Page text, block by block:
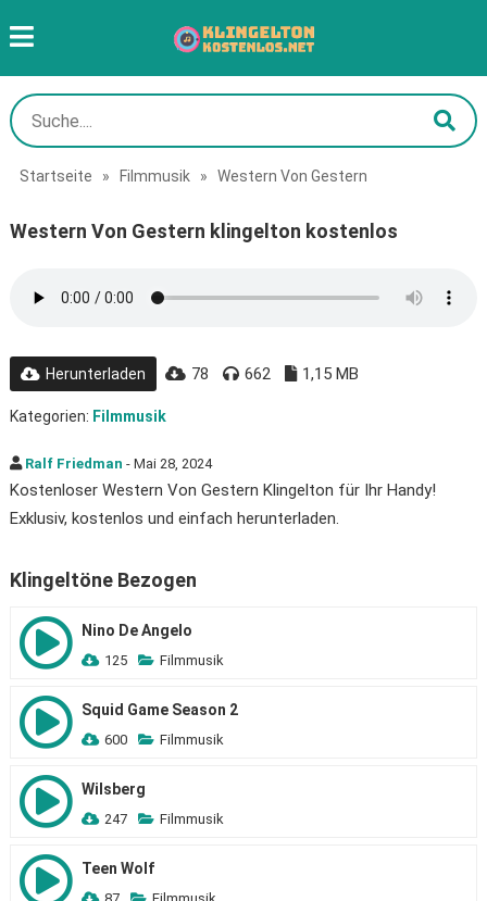
Startseite » Filmmusik » Western Von Gestern
Western Von Gestern klingelton kostenlos
Herunterladen 78 662 1,15 MB
Kategorien: Filmmusik
Ralf Friedman - Mai 28, 2024
Kostenloser Western Von Gestern Klingelton für Ihr Handy!
Exklusiv, kostenlos und einfach herunterladen.
Klingeltöne Bezogen
Nino De Angelo
125 Filmmusik
Squid Game Season 2
600 Filmmusik
Wilsberg
247 Filmmusik
Teen Wolf